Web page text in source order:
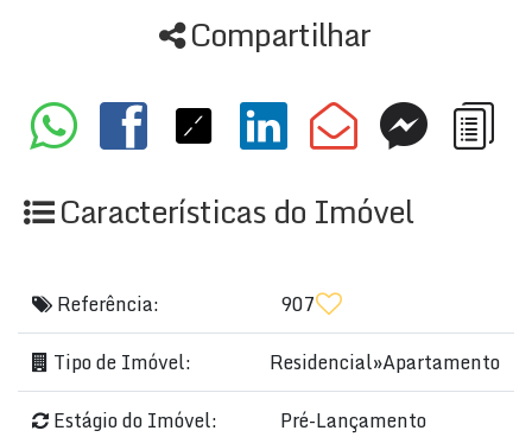
Compartilhar
Características do Imóvel
Referência:
907
Tipo de Imóvel:
Residencial»Apartamento
Estágio do Imóvel:
Pré-Lançamento